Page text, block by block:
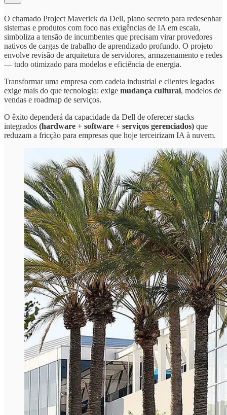
O chamado Project Maverick da Dell, plano secreto para redesenhar
sistemas e produtos com foco nas exigências de IA em escala,
simboliza a tensão de incumbentes que precisam virar provedores
nativos de cargas de trabalho de aprendizado profundo. O projeto
envolve revisão de arquitetura de servidores, armazenamento e redes
— tudo otimizado para modelos e eficiência de energia.
Transformar uma empresa com cadeia industrial e clientes legados
exige mais do que tecnologia: exige mudança cultural, modelos de
vendas e roadmap de serviços.
O êxito dependerá da capacidade da Dell de oferecer stacks
integrados (hardware + software + serviços gerenciados) que
reduzam a fricção para empresas que hoje terceirizam IA à nuvem.